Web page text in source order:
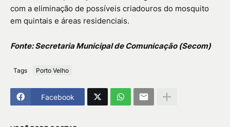
com a eliminação de possíveis criadouros do mosquito
em quintais e áreas residenciais.
Fonte: Secretaria Municipal de Comunicação (Secom)
Tags Porto Velho
Facebook